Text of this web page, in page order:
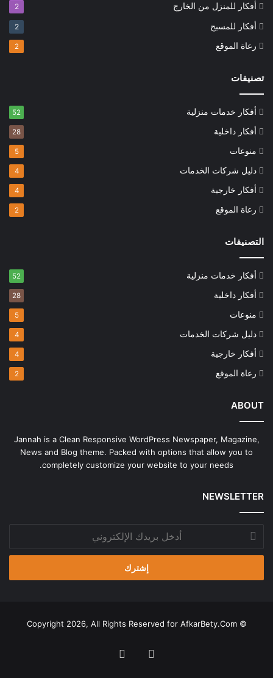
أفكار للمنزل من الخارج 2
أفكار للمسبح 2
رعاة الموقع 2
تصنيفات
أفكار خدمات منزلية 52
أفكار داخلية 28
منوعات 5
دليل شركات الخدمات 4
أفكار خارجية 4
رعاة الموقع 2
التصنيفات
أفكار خدمات منزلية 52
أفكار داخلية 28
منوعات 5
دليل شركات الخدمات 4
أفكار خارجية 4
رعاة الموقع 2
ABOUT
Jannah is a Clean Responsive WordPress Newspaper, Magazine,
News and Blog theme. Packed with options that allow you to
completely customize your website to your needs.
NEWSLETTER
أدخل
بريدك
الإلكتروني
© Copyright 2026, All Rights Reserved for
AfkarBety.Com
فيسبوك